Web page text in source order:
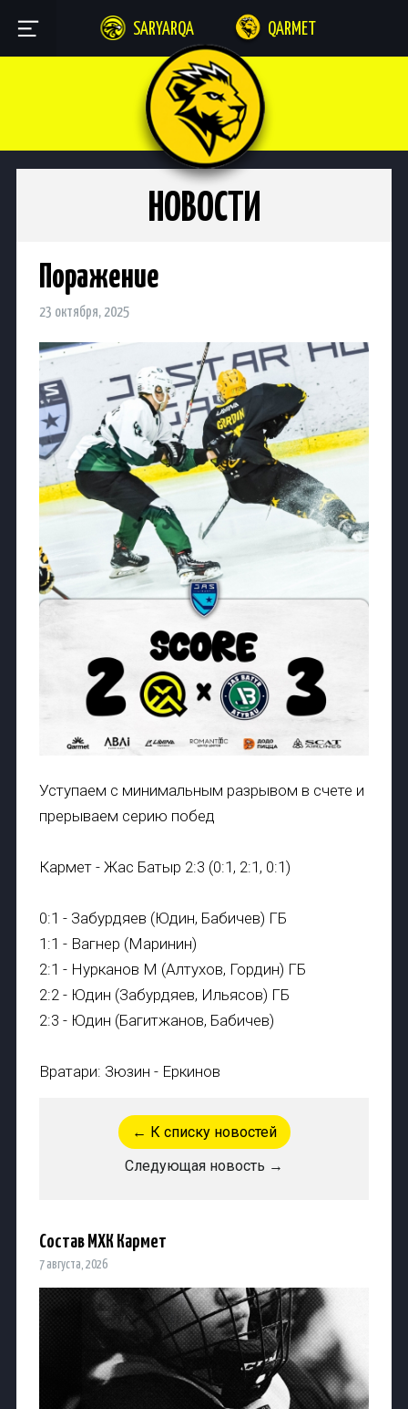
SARYARQA QARMET
НОВОСТИ
Поражение
23 октября, 2025
Уступаем с минимальным разрывом в счете и
прерываем серию побед
Кармет - Жас Батыр 2:3 (0:1, 2:1, 0:1)
0:1 - Забурдяев (Юдин, Бабичев) ГБ
1:1 - Вагнер (Маринин)
2:1 - Нурканов М (Алтухов, Гордин) ГБ
2:2 - Юдин (Забурдяев, Ильясов) ГБ
2:3 - Юдин (Багитжанов, Бабичев)
Вратари: Зюзин - Еркинов
← К списку новостей
Следующая новость →
Состав МХК Кармет
7 августа, 2026